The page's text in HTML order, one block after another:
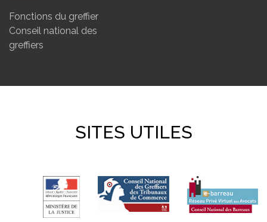
Fonctions du greffier
Conseil national des
greffiers
SITES UTILES